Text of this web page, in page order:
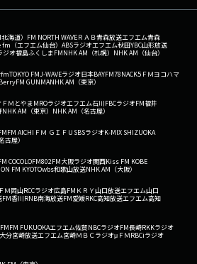
海道） FM NORTH WAVEＲＡＢ青森放送エフエム青森
fm（エフエム仙台） ABSラジオエフエム秋田YBC山形放送
ジオ福島ふくしまFMNHK AM（札幌） NHK AM（仙台）
TOKYO FMJ-WAVEラジオ日本BAYFM78NACK5 ＦＭヨコハマ
FM GUNMANHK AM（東京）
ＦＭとやまMROラジオエフエム石川FBCラジオFM福井
NHK AM（東京） NHK AM（名古屋）
FM AICHI ＦＭ ＧＩＦＵ SBSラジオK-MIX SHIZUOKA
古屋）
COCOLOFM802FM大阪ラジオ関西Kiss FM KOBE
FM KYOTOwbs和歌山放送NHK AM（大阪）
ＦＭ岡山RCCラジオ広島FM ＫＲＹ山口放送エフエム山口
FM香川RNB南海放送FM愛媛RKC高知放送エフエム高知
FM FUKUOKAエフエム佐賀NBCラジオFM長崎RKKラジオ
分宮崎放送エフエム宮崎ＭＢＣラジオμＦＭRBCiラジオ